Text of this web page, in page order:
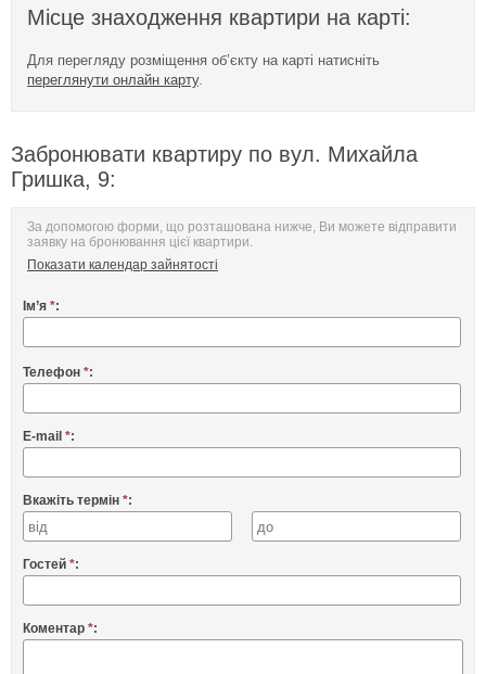
Місце знаходження квартири на карті:
Для перегляду розміщення об’єкту на карті натисніть
переглянути онлайн карту.
Забронювати квартиру по вул. Михайла
Гришка, 9:
За допомогою форми, що розташована нижче, Ви можете відправити
заявку на бронювання цієї квартири.
Показати календар зайнятості
Ім’я *:
Телефон *:
E-mail *:
Вкажіть термін *:
Гостей *:
Коментар *: